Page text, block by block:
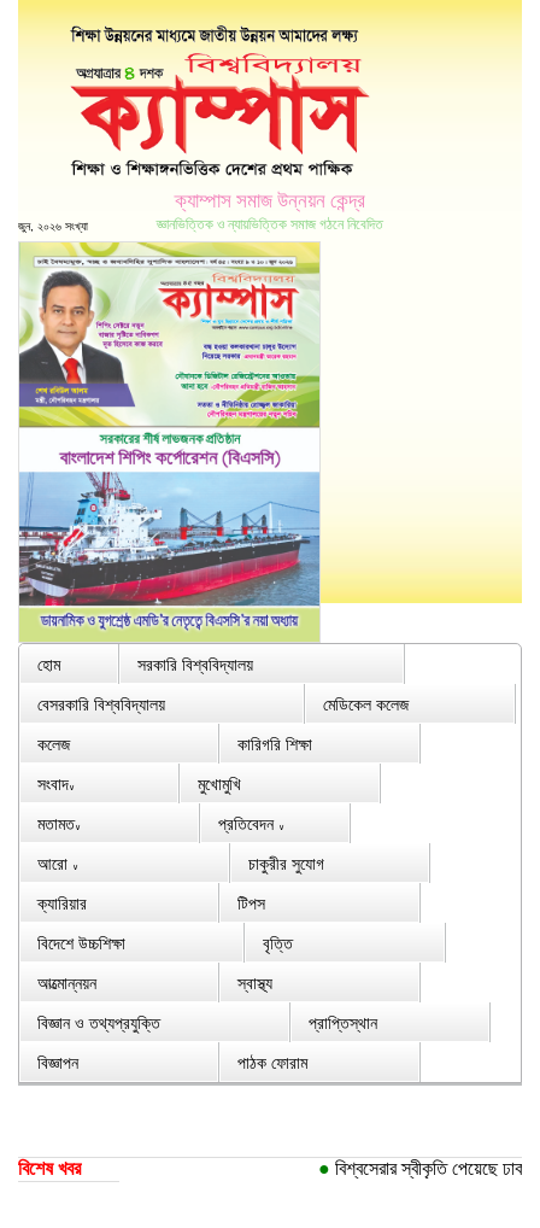
ক্যাম্পাস সমাজ উন্নয়ন কেন্দ্র
জ্ঞানভিত্তিক ও ন্যায়ভিত্তিক সমাজ গঠনে নিবেদিত
জুন, ২০২৬ সংখ্যা
হোম
সরকারি বিশ্ববিদ্যালয়
বেসরকারি বিশ্ববিদ্যালয়
মেডিকেল কলেজ
কলেজ
কারিগরি শিক্ষা
সংবাদ∨
মুখোমুখি
মতামত∨ প্রতিবেদন ∨
আরো ∨
চাকুরীর সুযোগ
ক্যারিয়ার
টিপস
বিদেশে উচ্চশিক্ষা
বৃত্তি
আত্মোন্নয়ন
স্বাস্থ্য
বিজ্ঞান ও তথ্যপ্রযুক্তি
প্রাপ্তিস্থান
বিজ্ঞাপন
পাঠক ফোরাম
বিশেষ খবর বিশ্বসেরার স্বীকৃতি পেয়েছে ঢাকা